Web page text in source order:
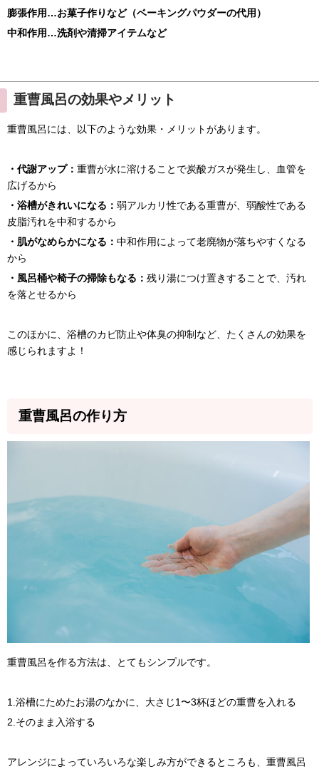
膨張作用…お菓子作りなど（ベーキングパウダーの代用）
中和作用…洗剤や清掃アイテムなど
重曹風呂の効果やメリット
重曹風呂には、以下のような効果・メリットがあります。
・代謝アップ： 重曹が水に溶けることで炭酸ガスが発生し、血管を
広げるから
・浴槽がきれいになる： 弱アルカリ性である重曹が、弱酸性である
皮脂汚れを中和するから
・肌がなめらかになる： 中和作用によって老廃物が落ちやすくなる
から
・風呂桶や椅子の掃除もなる： 残り湯につけ置きすることで、汚れ
を落とせるから
このほかに、浴槽のカビ防止や体臭の抑制など、たくさんの効果を
感じられますよ！
重曹風呂の作り方
重曹風呂を作る方法は、とてもシンプルです。
1.浴槽にためたお湯のなかに、大さじ1〜3杯ほどの重曹を入れる
2.そのまま入浴する
アレンジによっていろいろな楽しみ方ができるところも、重曹風呂